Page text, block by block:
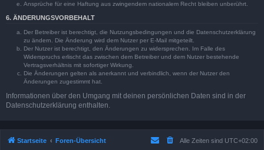
Ansprüche für eine Haftung aus zwingendem nationalem Recht bleiben unberührt.
6. ÄNDERUNGSVORBEHALT
Der Betreiber ist berechtigt, die Nutzungsbedingungen und die Datenschutzerklärung
zu ändern. Die Änderung wird dem Nutzer per E-Mail mitgeteilt.
Der Nutzer ist berechtigt, den Änderungen zu widersprechen. Im Falle des
Widerspruchs erlischt das zwischen dem Betreiber und dem Nutzer bestehende
Vertragsverhältnis mit sofortiger Wirkung.
Die Änderungen gelten als anerkannt und verbindlich, wenn der Nutzer den
Änderungen zugestimmt hat.
Informationen über den Umgang mit deinen persönlichen Daten sind in der
Datenschutzerklärung enthalten.
Startseite Foren-Übersicht Alle Zeiten sind UTC+02:00